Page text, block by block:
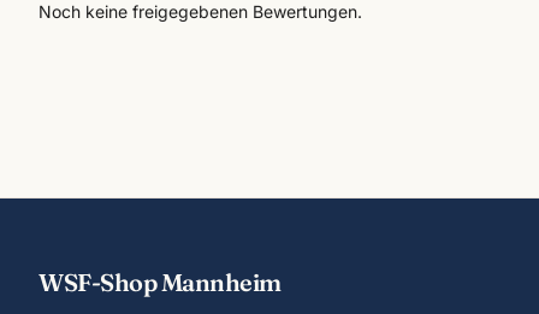
Noch keine freigegebenen Bewertungen.
WSF-Shop Mannheim